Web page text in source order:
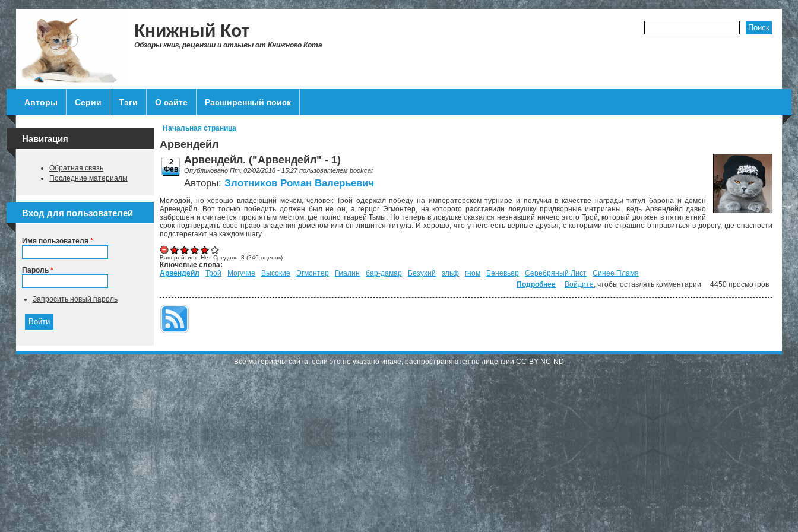
Перейти к основному содержанию
Книжный Кот
Обзоры книг, рецензии и отзывы от Книжного Кота
Форма поиска
Авторы Серии Тэги О сайте Расширенный поиск
Навигация
Обратная связь
Последние материалы
Вход для пользователей
Имя пользователя *
Пароль *
Запросить новый пароль
Вы здесь
Начальная страница
Арвендейл
2
Фев
Арвендейл. ("Арвендейл" - 1)
Опубликовано Пт, 02/02/2018 - 15:27 пользователемbookcat
Авторы:Злотников Роман Валерьевич
Молодой, но хорошо владеющий мечом, человек Трой одержал победу на императорском турнире и получил в качестве награды титул барона и домен
Арвендейл. Вот только победить должен был не он, а герцог Эгмонтер, на которого расставили ловушку придворные интриганы, ведь Арвендейл давно
заброшен и считается проклятым местом, где полно тварей Тьмы. Но теперь в ловушке оказался незнавший ничего этого Трой, который должен в пятилетний
срок подтвердить своё право владения доменом или он лишится титула. И хорошо, что у него есть верные друзья, с которыми не страшно отправиться в дорогу, где опасности
подстерегают на каждом шагу.
Ваш рейтинг:Нет Средняя:3 (246 оценок)
Ключевые слова:
Арвендейл
Трой Могучие Высокие Эгмонтер Гмалин бар-дамар Безухий эльф гном Беневьер Серебряный Лист
Синее Пламя
Подробнее о Арвендейл. ("Арвендейл" - 1)
Войдите, чтобы оставлять комментарии 4450 просмотров
Все материалы сайта, если это не указано иначе, распространяются по лицензии CC-BY-NC-ND